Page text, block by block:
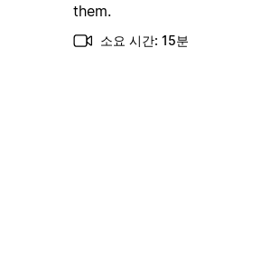
them.
소요 시간: 15분